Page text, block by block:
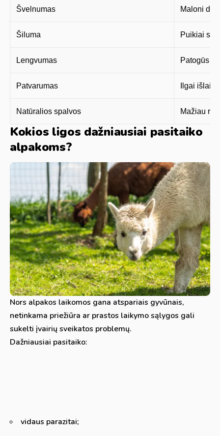
Švelnumas Maloni
Šiluma Puikiai
Lengvumas Patogūs
Patvarumas Ilgai
Natūralios spalvos Mažiau
Kokios ligos dažniausiai pasitaiko
alpakoms?
Nors alpakos laikomos gana atspariais gyvūnais,
netinkama priežiūra ar prastos laikymo sąlygos gali
sukelti įvairių sveikatos problemų.
Dažniausiai pasitaiko:
vidaus parazitai;